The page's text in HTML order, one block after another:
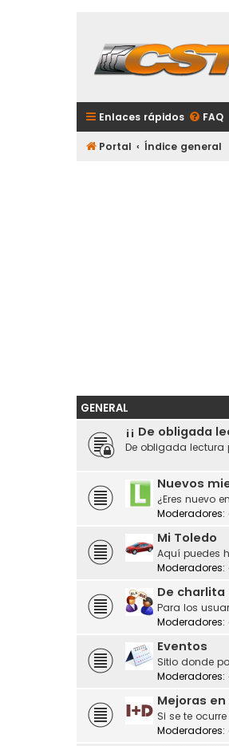
Enlaces rápidos FAQ
Portal Índice general
GENERAL
¡¡ De obligada
De obligada lectura
Nuevos
¿Eres nuevo
Moderadores:
Mi Toledo
Aquí puedes
Moderadores:
De charlita
Para los
Moderadores:
Eventos
Sitio donde
Moderadores:
Mejoras
Si se te
Moderadores: